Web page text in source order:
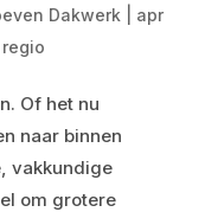
Dakwerk
apr
Of het nu
naar binnen
vakkundige
om grotere